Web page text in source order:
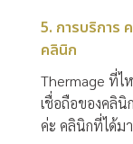
5. การบริการ
คลินิก
Thermage ที่ไ
เชื่อถือของคลินิ
ค่ะ คลินิกที่ได้ม